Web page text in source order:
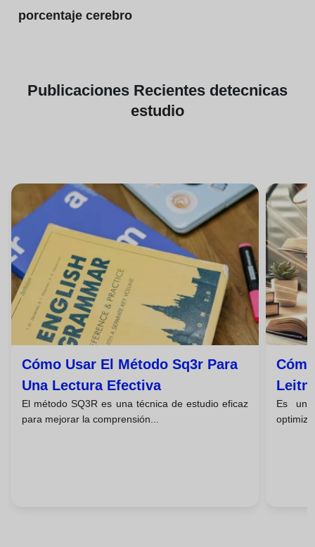
porcentaje cerebro
Publicaciones Recientes detecnicas
estudio
Cómo Usar El Método Sq3r Para
Una Lectura Efectiva
El método SQ3R es una técnica de estudio eficaz
para mejorar la comprensión...
Es